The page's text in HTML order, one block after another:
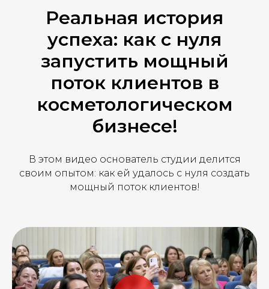
Реальная история
успеха: как с нуля
запустить мощный
поток клиентов в
косметологическом
бизнесе!
В этом видео основатель студии делится
своим опытом: как ей удалось с нуля создать
мощный поток клиентов!